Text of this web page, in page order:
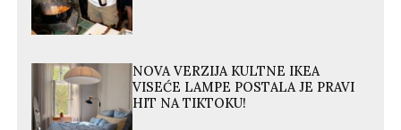
NOVA VERZIJA KULTNE IKEA
VISEĆE LAMPE POSTALA JE PRAVI
HIT NA TIKTOKU!